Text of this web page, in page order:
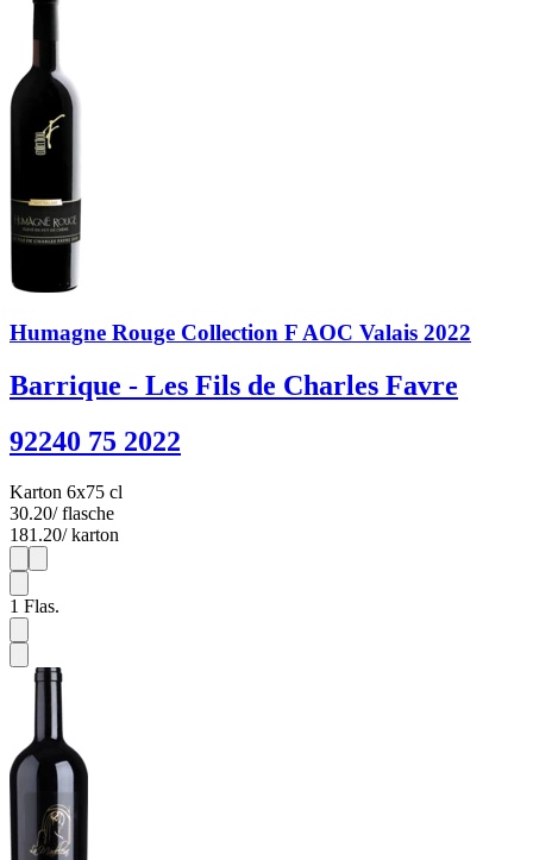
Humagne Rouge Collection F AOC Valais 2022
Barrique - Les Fils de Charles Favre
92240 75 2022
Karton 6x75 cl
30.20/ flasche
181.20/ karton
1
1 Flas.